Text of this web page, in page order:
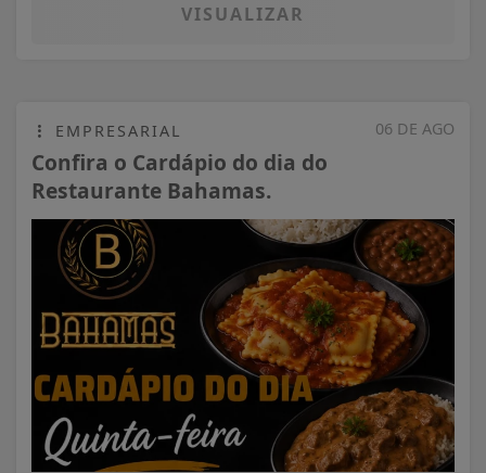
VISUALIZAR
06 DE AGO
EMPRESARIAL
Confira o Cardápio do dia do
Restaurante Bahamas.